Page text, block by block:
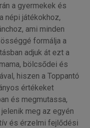
a gyermekek és
népi játékokhoz,
ami minden
formálja a
adjuk át ezt a
bölcsődei és
hiszen a Toppantó
értékeket
és megmutassa,
meg az egyén
és érzelmi fejlődési